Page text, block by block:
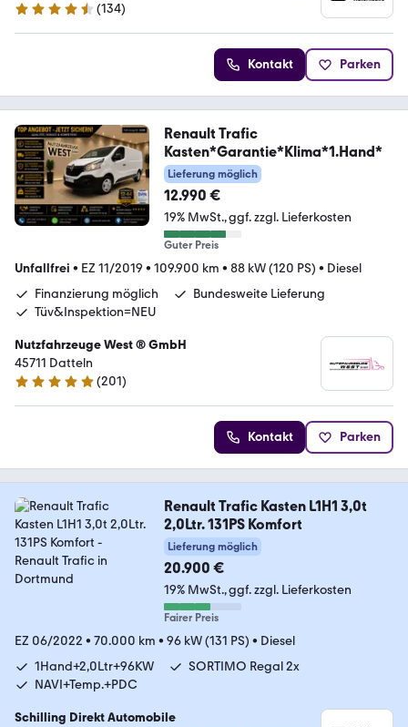
4.7 Sterne
(134)
Kontakt Parken
Renault Trafic
Kasten*Garantie*Klima*1.Hand*
Lieferung möglich
12.990 €
19% MwSt. ggf. zzgl. Lieferkosten
Guter Preis
Unfallfrei • EZ 11/2019 • 109.900 km • 88 kW (120 PS) • Diesel
Finanzierung möglich
Bundesweite Lieferung
Tüv&Inspektion=NEU
Nutzfahrzeuge West ® GmbH
45711 Datteln
4.9 Sterne
(201)
Kontakt Parken
Renault Trafic Kasten L1H1 3,0t
2,0Ltr. 131PS Komfort
Lieferung möglich
20.900 €
19% MwSt. ggf. zzgl. Lieferkosten
Fairer Preis
EZ 06/2022 • 70.000 km • 96 kW (131 PS) • Diesel
1Hand+2,0Ltr+96KW
SORTIMO Regal 2x
NAVI+Temp.+PDC
Schilling Direkt Automobile